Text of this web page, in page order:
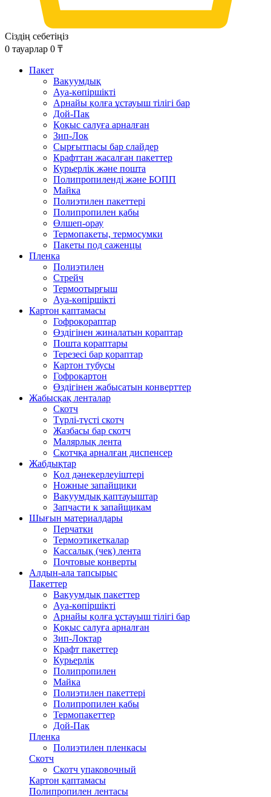
Сіздің себетіңіз
0 тауарлар 0 ₸
Пакет
Вакуумдық
Ауа-көпіршікті
Арнайы қолға ұстауыш тілігі бар
Дой-Пак
Қоқыс салуға арналған
Зип-Лок
Сырғытпасы бар слайдер
Крафттан жасалған пакеттер
Курьерлік және пошта
Полипропиленді және БОПП
Майка
Полиэтилен пакеттері
Полипропилен қабы
Өлшеп-орау
Термопакеты, термосумки
Пакеты под саженцы
Пленка
Полиэтилен
Стрейч
Термоотырғыш
Ауа-көпіршікті
Картон қаптамасы
Гофроқораптар
Өздігінен жиналатын қораптар
Пошта қораптары
Терезесі бар қораптар
Картон тубусы
Гофрокартон
Өздігінен жабысатын конверттер
Жабысқақ ленталар
Скотч
Түрлі-түсті скотч
Жазбасы бар скотч
Малярлық лента
Скотчқа арналған диспенсер
Жабдықтар
Қол дәнекерлеуіштері
Ножные запайщики
Вакуумдық қаптауыштар
Запчасти к запайщикам
Шығын материалдары
Перчатки
Термоэтикеткалар
Кассалық (чек) лента
Почтовые конверты
Алдын-ала тапсырыс
Пакеттер
Вакуумдық пакеттер
Ауа-көпіршікті
Арнайы қолға ұстауыш тілігі бар
Қоқыс салуға арналған
Зип-Локтар
Крафт пакеттер
Курьерлік
Полипропилен
Майка
Полиэтилен пакеттері
Полипропилен қабы
Термопакеттер
Дой-Пак
Пленка
Полиэтилен пленкасы
Скотч
Скотч упаковочный
Картон қаптамасы
Полипропилен лентасы